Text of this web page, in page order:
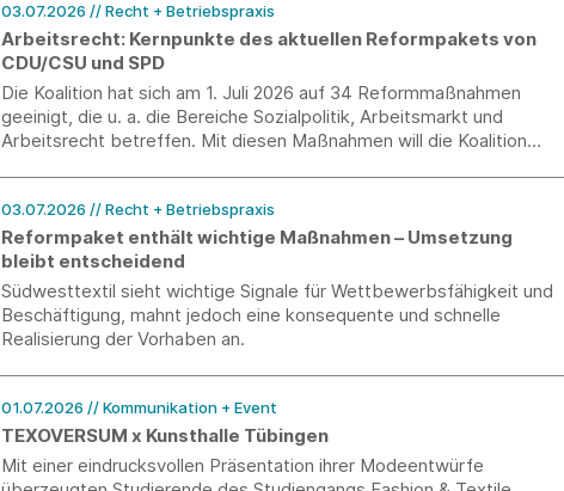
03.07.2026 // Recht + Betriebspraxis
Arbeitsrecht: Kernpunkte des aktuellen Reformpakets von
CDU/CSU und SPD
Die Koalition hat sich am 1. Juli 2026 auf 34 Reformmaßnahmen
geeinigt, die u. a. die Bereiche Sozialpolitik, Arbeitsmarkt und
Arbeitsrecht betreffen. Mit diesen Maßnahmen will die Koalition
03.07.2026 // Recht + Betriebspraxis
Reformpaket enthält wichtige Maßnahmen – Umsetzung
bleibt entscheidend
Südwesttextil sieht wichtige Signale für Wettbewerbsfähigkeit und
Beschäftigung, mahnt jedoch eine konsequente und schnelle
Realisierung der Vorhaben an.
01.07.2026 // Kommunikation + Event
TEXOVERSUM x Kunsthalle Tübingen
Mit einer eindrucksvollen Präsentation ihrer Modeentwürfe